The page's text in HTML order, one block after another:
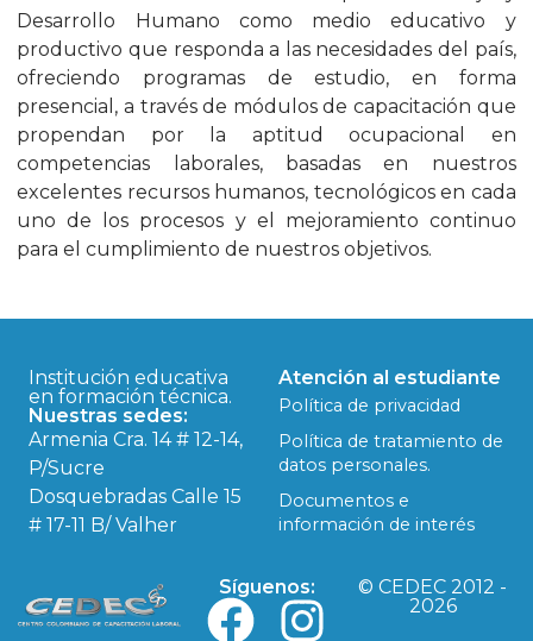
Desarrollo Humano como medio educativo y
productivo que responda a las necesidades del país,
ofreciendo programas de estudio, en forma
presencial, a través de módulos de capacitación que
propendan por la aptitud ocupacional en
competencias laborales, basadas en nuestros
excelentes recursos humanos, tecnológicos en cada
uno de los procesos y el mejoramiento continuo
para el cumplimiento de nuestros objetivos.
Institución educativa
en formación técnica.
Nuestras sedes:
Armenia Cra. 14 # 12-14,
P/Sucre
Dosquebradas Calle 15
# 17-11 B/ Valher
Atención al estudiante
Política de privacidad
Política de tratamiento de
datos personales.
Documentos e
información de interés
© CEDEC 2012 -
2026
Síguenos: